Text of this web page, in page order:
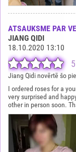
ATSAUKSME PAR
JIANG QIDI
18.10.2020 13:10
5
Jiang Qidi novērtē šo
I ordered roses for a
very surprised and
other in person soon.